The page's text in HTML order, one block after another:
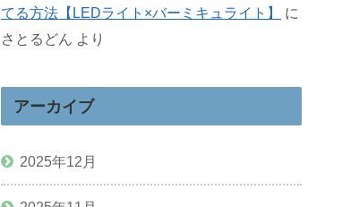
てる方法【LEDライト×バーミキュライト】
に
さとるどん より
アーカイブ
2025年12月